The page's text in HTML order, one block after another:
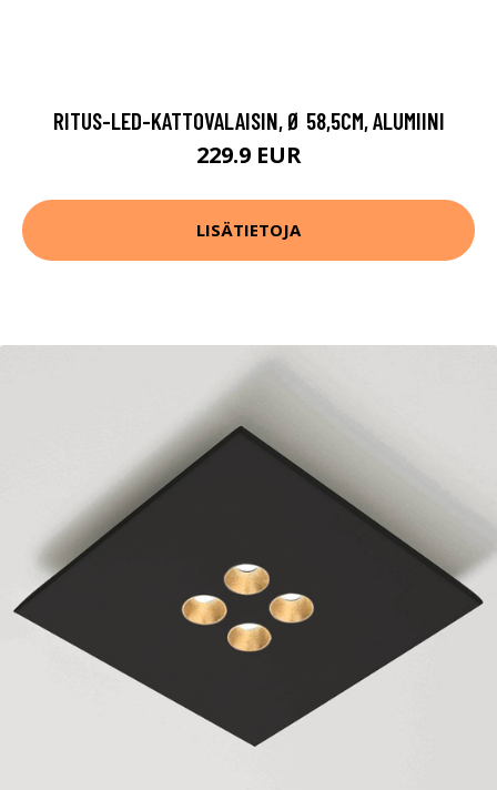
RITUS-LED-KATTOVALAISIN, Ø 58,5CM, ALUMIINI
229.9 EUR
LISÄTIETOJA